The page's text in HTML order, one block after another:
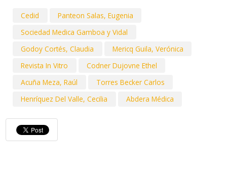
Cedid
Panteon Salas, Eugenia
Sociedad Medica Gamboa y Vidal
Godoy Cortés, Claudia
Mericq Guila, Verónica
Revista In Vitro
Codner Dujovne Ethel
Acuña Meza, Raúl
Torres Becker Carlos
Henríquez Del Valle, Cecilia
Abdera Médica